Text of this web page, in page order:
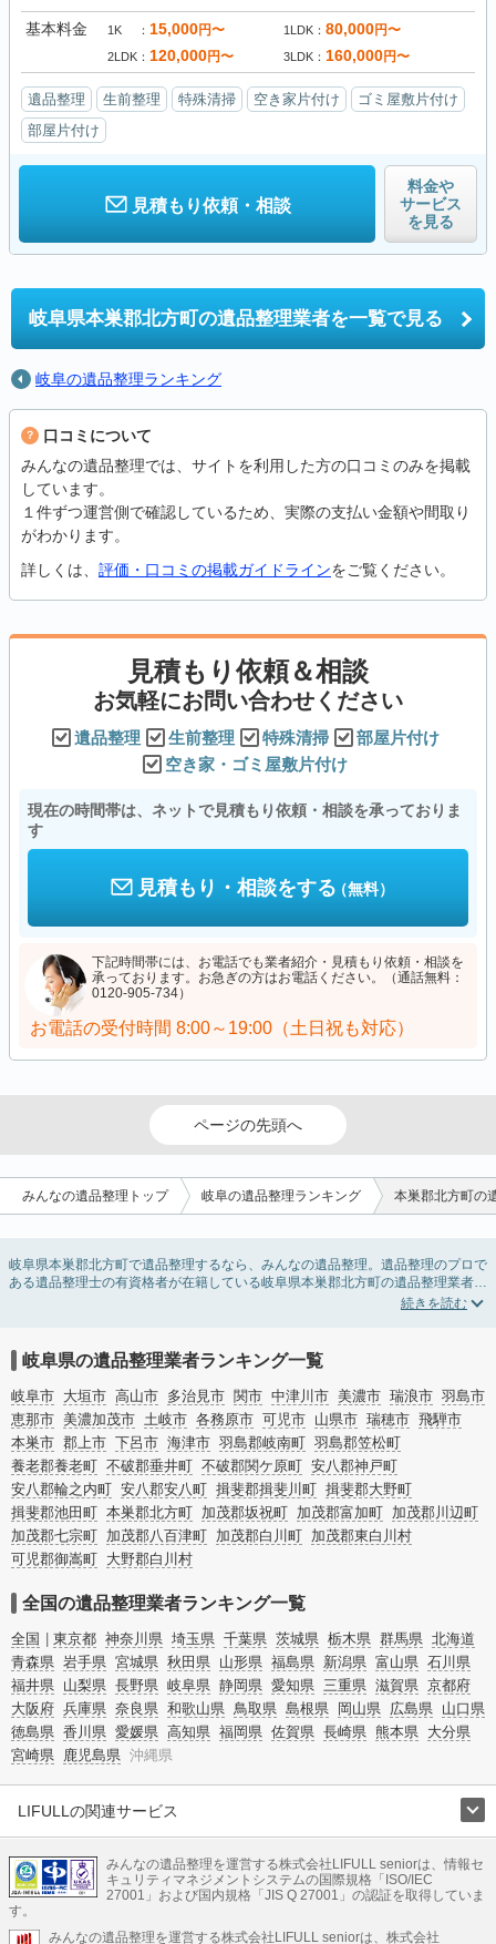
基本料金 1K 15,000円〜 1LDK 80,000円〜
2LDK 120,000円〜 3LDK 160,000円〜
遺品整理 生前整理 特殊清掃 空き家片付け
ゴミ屋敷片付け
部屋片付け
見積もり依頼・相談
料金や
サービス
を見る
岐阜県本巣郡北方町の遺品整理業者を一覧で見る
岐阜の遺品整理ランキング
口コミについて
みんなの遺品整理では、サイトを利用した方の口コミのみを掲載
しています。
１件ずつ運営側で確認しているため、実際の支払い金額や間取り
がわかります。
詳しくは、 評価・口コミの掲載ガイドラインをご覧ください。
見積もり依頼＆相談
お気軽にお問い合わせください
遺品整理 生前整理 特殊清掃
部屋片付け
空き家・ゴミ屋敷片付け
現在の時間帯は、ネットで見積もり依頼・相談を承っておりま
す
見積もり・相談をする（無料）
下記時間帯には、お電話でも業者紹介・見積もり依頼・相談を
承っております。お急ぎの方はお電話ください。（通話無料：
0120-905-734）
お電話の受付時間 8:00～19:00（土日祝も対応）
ページの先頭へ
みんなの遺品整理トップ 岐阜の遺品整理ランキング 本巣郡北方町の
岐阜県本巣郡北方町で遺品整理するなら、みんなの遺品整理。遺品整理のプロで
ある遺品整理士の有資格者が在籍している岐阜県本巣郡北方町の遺品整理業者が
掲載されています。遺品処分を即日対応してくれる実家の片付け業者や遺品整理
ービスで絞り込み条件を利用し検索してみましょう。
ゴミの処分方法や親の家の遺品整理をはじめる時期などお役立ち情報も豊富なの
で、チェックしてみてください。
岐阜県の遺品整理業者ランキング一覧
岐阜市 大垣市 高山市 多治見市 関市 中津川市 美濃市 瑞浪市 羽島市
恵那市 美濃加茂市 土岐市 各務原市 可児市 山県市 瑞穂市 飛騨市
本巣市 郡上市 下呂市 海津市 羽島郡岐南町 羽島郡笠松町
養老郡養老町 不破郡垂井町 不破郡関ケ原町 安八郡神戸町
安八郡輪之内町 安八郡安八町 揖斐郡揖斐川町 揖斐郡大野町
揖斐郡池田町 本巣郡北方町 加茂郡坂祝町 加茂郡富加町 加茂郡川辺町
加茂郡七宗町 加茂郡八百津町 加茂郡白川町 加茂郡東白川村
可児郡御嵩町 大野郡白川村
全国の遺品整理業者ランキング一覧
全国 東京都 神奈川県 埼玉県 千葉県 茨城県 栃木県 群馬県 北海道
青森県 岩手県 宮城県 秋田県 山形県 福島県 新潟県 富山県 石川県
福井県 山梨県 長野県 岐阜県 静岡県 愛知県 三重県 滋賀県 京都府
大阪府 兵庫県 奈良県 和歌山県 鳥取県 島根県 岡山県 広島県 山口県
徳島県 香川県 愛媛県 高知県 福岡県 佐賀県 長崎県 熊本県 大分県
宮崎県 鹿児島県 沖縄県
LIFULLの関連サービス
不動産・住宅
引越し 老人ホーム 地方創生 ママの就労支援
不動産クラウドファンディング 遺品整理 老後の暮らし情報
みんなの遺品整理を運営する株式会社LIFULL seniorは、情報セ
キュリティマネジメントシステムの国際規格「ISO/IEC
27001」および国内規格「JIS Q 27001」の認証を取得していま
す。
みんなの遺品整理を運営する株式会社LIFULL seniorは、株式会社